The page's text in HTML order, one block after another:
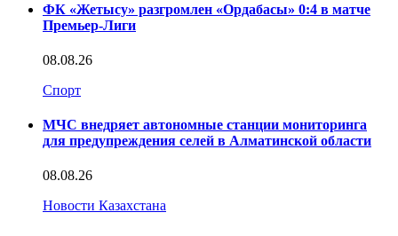
ФК «Жетысу» разгромлен «Ордабасы» 0:4 в матче
Премьер-Лиги
08.08.26
Спорт
МЧС внедряет автономные станции мониторинга
для предупреждения селей в Алматинской области
08.08.26
Новости Казахстана